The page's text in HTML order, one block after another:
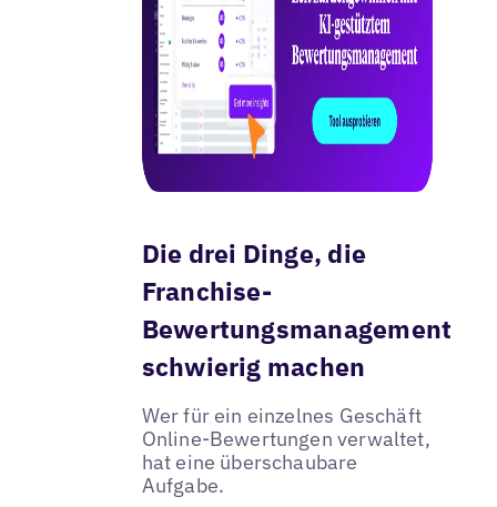
Die drei Dinge, die
Franchise-
Bewertungsmanagement
schwierig machen
Wer für ein einzelnes Geschäft
Online-Bewertungen verwaltet,
hat eine überschaubare
Aufgabe.